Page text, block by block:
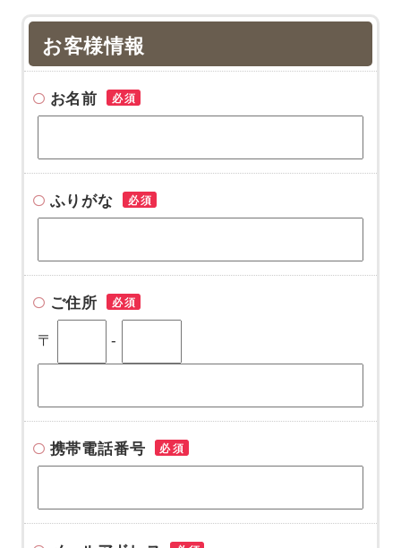
お客様情報
お名前 必須
ふりがな 必須
ご住所 必須
〒 -
携帯電話番号 必須